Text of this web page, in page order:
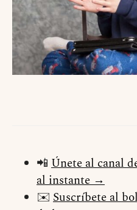
📲 Únete al canal
al instante →
✉️ Suscríbete al